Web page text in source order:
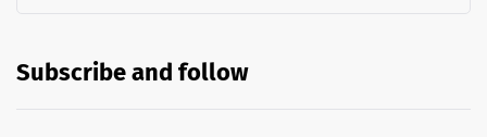
Subscribe and follow